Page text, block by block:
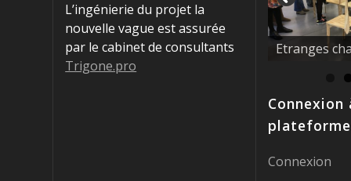
L’ingénierie du projet la
nouvelle vague est assurée
par le cabinet de consultants
Trigone.pro
La nouvelle
éducatrices !
Connexion
plateforme
Connexion